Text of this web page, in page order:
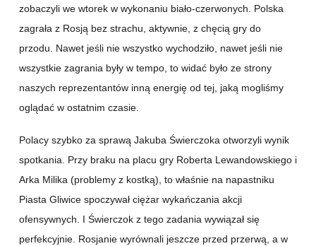
zobaczyli we wtorek w wykonaniu biało-czerwonych. Polska
zagrała z Rosją bez strachu, aktywnie, z chęcią gry do
przodu. Nawet jeśli nie wszystko wychodziło, nawet jeśli nie
wszystkie zagrania były w tempo, to widać było ze strony
naszych reprezentantów inną energię od tej, jaką mogliśmy
oglądać w ostatnim czasie.
Polacy szybko za sprawą Jakuba Świerczoka otworzyli wynik
spotkania. Przy braku na placu gry Roberta Lewandowskiego i
Arka Milika (problemy z kostką), to właśnie na napastniku
Piasta Gliwice spoczywał ciężar wykańczania akcji
ofensywnych. I Świerczok z tego zadania wywiązał się
perfekcyjnie. Rosjanie wyrównali jeszcze przed przerwą, a w